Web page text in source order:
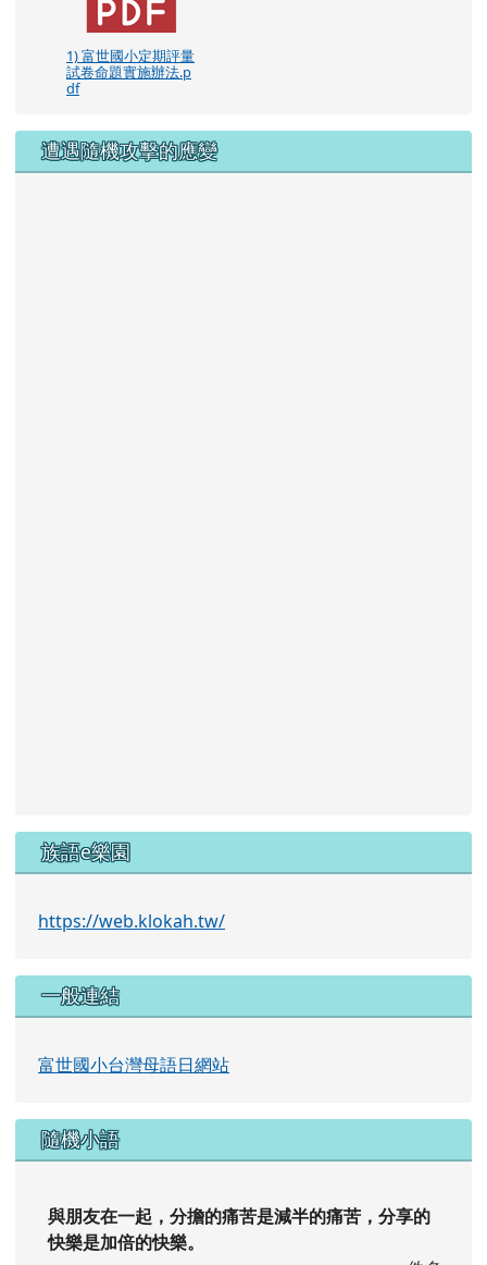
1) 富世國小定期評量
試卷命題實施辦法.p
df
遭遇隨機攻擊的應變
族語e樂園
https://web.klokah.tw/
一般連結
富世國小台灣母語日網站
隨機小語
與朋友在一起，分擔的痛苦是減半的痛苦，分享的
快樂是加倍的快樂。